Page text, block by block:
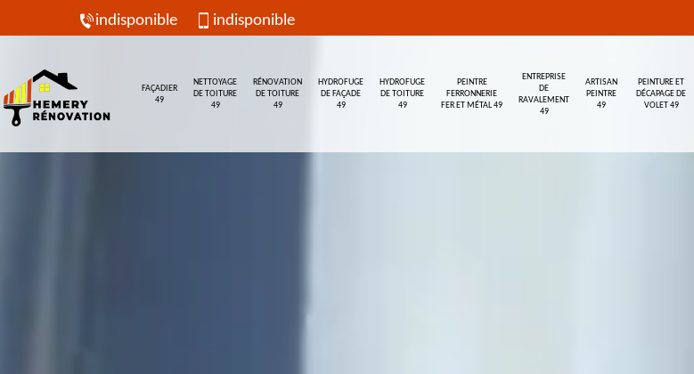
indisponible indisponible
FAÇADIER
49
NETTOYAGE
DE TOITURE
49
RÉNOVATION
DE TOITURE
49
HYDROFUGE
DE FAÇADE
49
HYDROFUGE
DE TOITURE
49
PEINTRE
FERRONNERIE
FER ET MÉTAL 49
ENTREPRISE
DE
RAVALEMENT
49
ARTISAN
PEINTRE
49
PEINTURE ET
DÉCAPAGE DE
VOLET 49